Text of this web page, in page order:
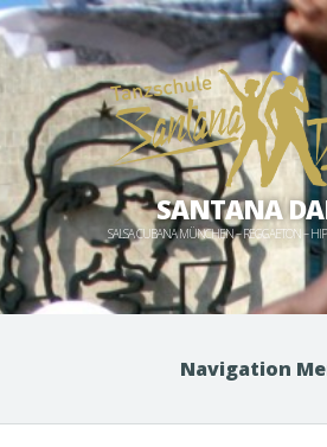
SANTANA
SALSA CUBANA MÜNCHEN – REGGAETON –
Navigation